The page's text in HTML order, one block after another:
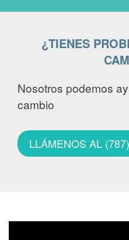
¿TIENES
Nosotros podemos
cambio
LLÁMENOS AL